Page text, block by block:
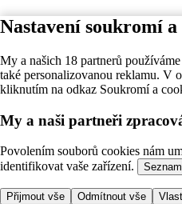
Nastavení soukromí a
My a našich 18 partnerů
také personalizovanou reklamu. V
kliknutím na odkaz Soukromí a
My a naši partneři
Povolením souborů cookies nám
identifikovat vaše zařízení.
Přijmout vše Odmítnout vše